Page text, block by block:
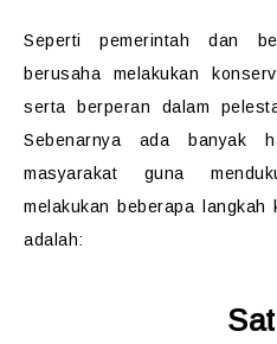
Seperti pemerintah dan
berusaha melakukan
serta berperan dalam
Sebenarnya ada
banyak
masyarakat guna
melakukan beberapa
adalah: